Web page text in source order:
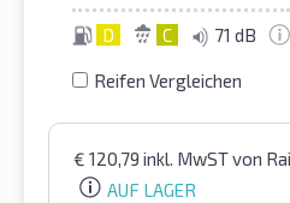
D C 71 dB
Reifen Vergleichen
€ 120,79 inkl. MwSTvon
AUF LAGER